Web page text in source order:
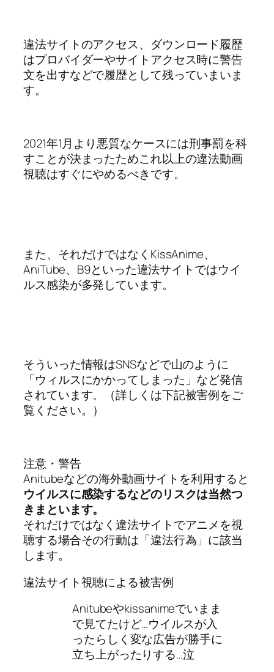
違法サイトのアクセス、ダウンロード履歴
はプロバイダーやサイトアクセス時に警告
文を出すなどで履歴として残っていまいま
す。
2021年1月より悪質なケースには刑事罰を科
すことが決まったためこれ以上の違法動画
視聴はすぐにやめるべきです。
また、それだけではなくKissAnime、
AniTube、B9といった違法サイトではウイ
ルス感染が多発しています。
そういった情報はSNSなどで山のように
「ウィルスにかかってしまった」など発信
されています。（詳しくは下記被害例をご
覧ください。）
注意・警告
Anitubeなどの海外動画サイトを利用すると
ウイルスに感染するなどのリスクは当然つ
きまといます。
それだけではなく違法サイトでアニメを視
聴する場合その行動は「違法行為」に該当
します。
違法サイト視聴による被害例
Anitubeやkissanimeでいまま
で見てたけど…ウイルスが入
ったらしく変な広告が勝手に
立ち上がったりする…泣